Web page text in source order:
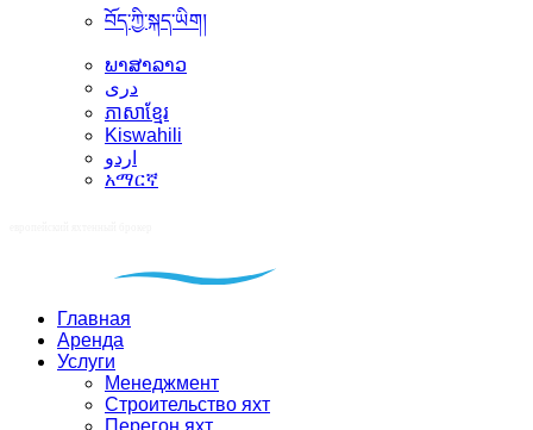
བོད་ཀྱི་སྐད་ཡིག།
ພາສາລາວ
دری
ភាសាខ្មែរ
Kiswahili
اردو
አማርኛ
Главная
Аренда
Услуги
Менеджмент
Строительство яхт